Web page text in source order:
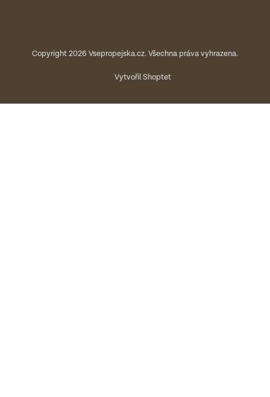
Vytvořil Shoptet
Copyright 2026 Vsepropejska.cz. Všechna práva vyhrazena.